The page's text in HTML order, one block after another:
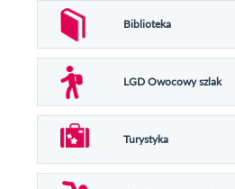
Biblioteka
LGD Owocowy szlak
Turystyka